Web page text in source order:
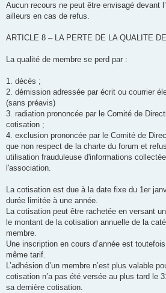
Aucun recours ne peut être envisagé devant
ailleurs en cas de refus.
ARTICLE 8 – LA PERTE DE LA QUALITE
La qualité de membre se perd par :
1. décès ;
2. démission adressée par écrit ou courrier
(sans préavis)
3. radiation prononcée par le Comité de
cotisation ;
4. exclusion prononcée par le Comité de
que non respect de la charte du forum et
utilisation frauduleuse d'informations
l'association.
La cotisation est due à la date fixe du 1er
durée limitée à une année.
La cotisation peut être rachetée en versant
le montant de la cotisation annuelle de la
membre.
Une inscription en cours d’année est
même tarif.
L’adhésion d’un membre n’est plus valable
cotisation n’a pas été versée au plus tard le
sa dernière cotisation.